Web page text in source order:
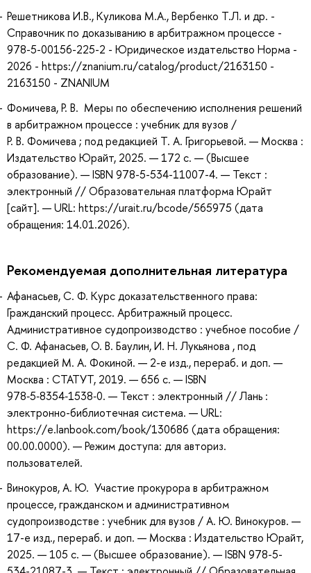
Решетникова И.В., Куликова М.А., Вербенко Т.Л. и др. -
Справочник по доказыванию в арбитражном процессе -
978-5-00156-225-2 - Юридическое издательство Норма -
2026 - https://znanium.ru/catalog/product/2163150 -
2163150 - ZNANIUM
Фомичева, Р. В. Меры по обеспечению исполнения решений
в арбитражном процессе : учебник для вузов /
Р. В. Фомичева ; под редакцией Т. А. Григорьевой. — Москва :
Издательство Юрайт, 2025. — 172 с. — (Высшее
образование). — ISBN 978-5-534-11007-4. — Текст :
электронный // Образовательная платформа Юрайт
[сайт]. — URL: https://urait.ru/bcode/565975 (дата
обращения: 14.01.2026).
Рекомендуемая дополнительная литература
Афанасьев, С. Ф. Курс доказательственного права:
Гражданский процесс. Арбитражный процесс.
Административное судопроизводство : учебное пособие /
С. Ф. Афанасьев, О. В. Баулин, И. Н. Лукьянова , под
редакцией М. А. Фокиной. — 2-е изд., перераб. и доп. —
Москва : СТАТУТ, 2019. — 656 с. — ISBN
978‑5‑8354‑1538‑0. — Текст : электронный // Лань :
электронно-библиотечная система. — URL:
https://e.lanbook.com/book/130686 (дата обращения:
00.00.0000). — Режим доступа: для авториз.
пользователей.
Винокуров, А. Ю. Участие прокурора в арбитражном
процессе, гражданском и административном
судопроизводстве : учебник для вузов / А. Ю. Винокуров. —
17-е изд., перераб. и доп. — Москва : Издательство Юрайт,
2025. — 105 с. — (Высшее образование). — ISBN 978-5-